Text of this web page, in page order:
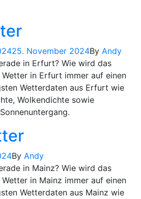
25. November 2024By Andy
in Erfurt? Wie wird das
in Erfurt immer auf einen
Wetterdaten aus Erfurt wie
Wolkendichte sowie
By Andy
in Mainz? Wie wird das
in Mainz immer auf einen
Wetterdaten aus Mainz wie